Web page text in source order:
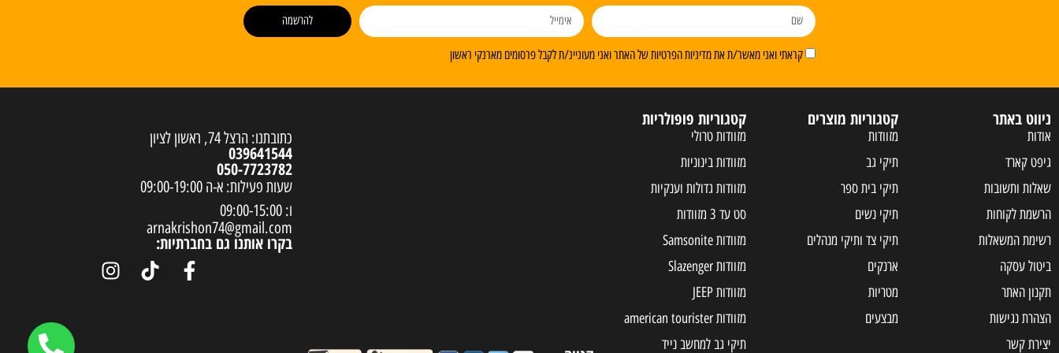
קראתי ואני מאשר/ת את מדיניות הפרטיות של האתר ואני מעוניינ/ת לקבל פרסומים מארנקי ראשון
להרשמה
ניווט באתר
אודות
גיפט קארד
שאלות ותשובות
הרשמת לקוחות
רשימת המשאלות
ביטול עסקה
תקנון האתר
הצהרת נגישות
יצירת קשר
קטגוריות מוצרים
מזוודות
תיקי גב
תיקי בית ספר
תיקי נשים
תיקי צד ותיקי מנהלים
ארנקים
מטריות
מבצעים
קטגוריות פופולריות
מזוודות טרולי
מזוודות בינוניות
מזוודות גדולות וענקיות
סט עד 3 מזוודות
מזוודות Samsonite
מזוודות Slazenger
מזוודות JEEP
מזוודות american tourister
תיקי גב למחשב נייד
כתובתנו: הרצל 74, ראשון לציון
039641544
050-7723782
שעות פעילות: א-ה 09:00-19:00
ו: 09:00-15:00
arnakrishon74@gmail.com
בקרו אותנו גם בחברתיות: